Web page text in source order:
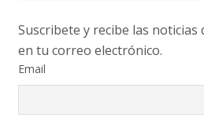
Suscribete y recibe las noticias
en tu correo electrónico.
Email